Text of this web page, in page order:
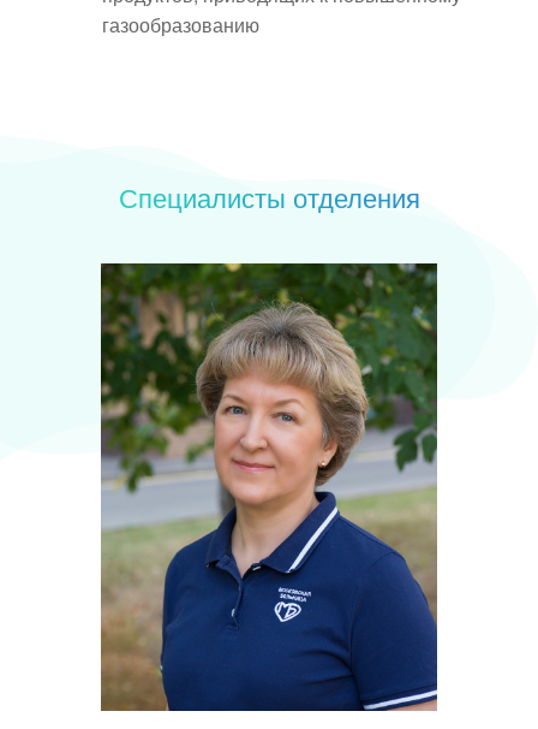
газообразованию
Специалисты отделения